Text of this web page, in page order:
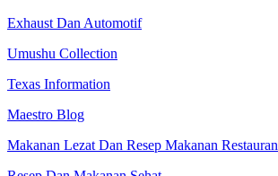
Exhaust Dan Automotif
Umushu Collection
Texas Information
Maestro Blog
Makanan Lezat Dan Resep Makanan Restauran